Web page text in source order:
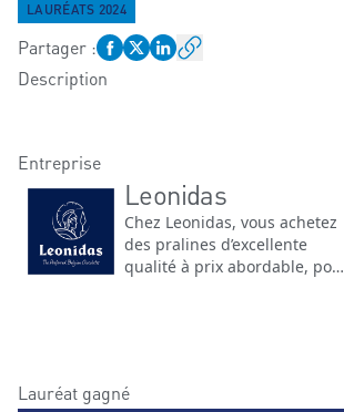
LAURÉATS 2024
Partager :
Description
Entreprise
Leonidas
Chez Leonidas, vous achetez
des pralines d’excellente
qualité à prix abordable, pour
Lauréat gagné